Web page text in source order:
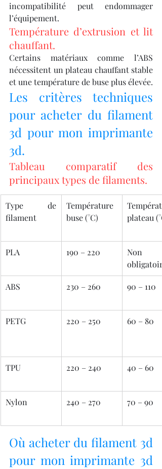
incompatibilité peut endommager
l’équipement.
Température d’extrusion et lit
chauffant.
Certains matériaux comme l’ABS
nécessitent un plateau chauffant stable
et une température de buse plus élevée.
Les critères techniques
pour acheter du filament
3d pour mon imprimante
3d.
Tableau comparatif des
principaux types de filaments.
Type de
filament
Température
buse (°C)
plateau
PLA 190 – 220
Non
obligatoire
ABS 230 – 260 90 – 110
PETG 220 – 250 60 – 80
TPU 220 – 240 40 – 60
Nylon 240 – 270 70 – 90
Où acheter du filament 3d
pour mon imprimante 3d